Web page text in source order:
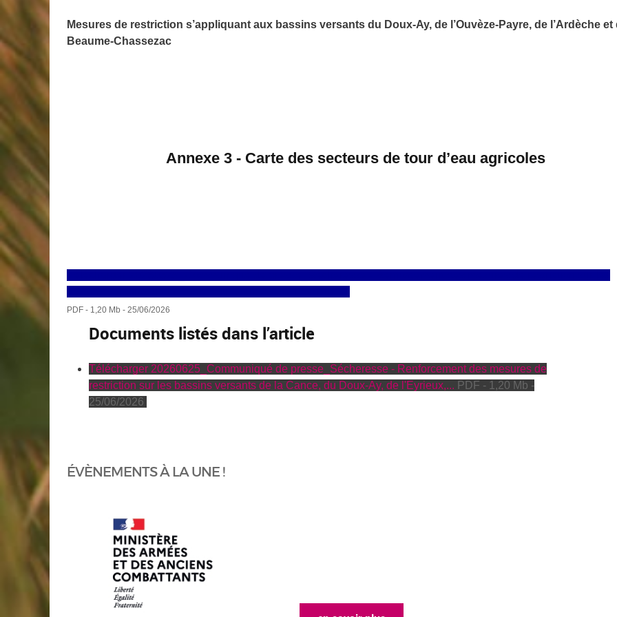
Mesures de restriction s’appliquant aux bassins versants du Doux-Ay, de l’Ouvèze-Payre, de l’Ardèche et
Beaume-Chassezac
Annexe 3 - Carte des secteurs de tour d’eau agricoles
PDF - 1,20 Mb - 25/06/2026
Documents listés dans l’article
Télécharger 20260625_Communiqué de presse_Sécheresse - Renforcement des mesures de
restriction sur les bassins versants de la Cance, du Doux-Ay, de l'Eyrieux,... PDF - 1,20 Mb -
25/06/2026
ÉVÈNEMENTS À LA UNE !